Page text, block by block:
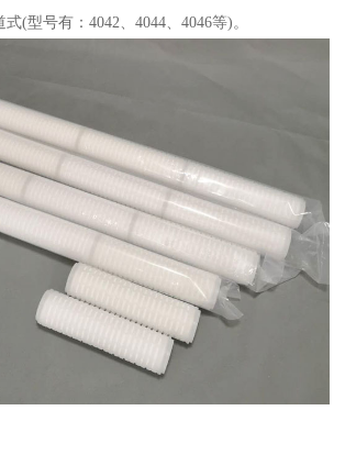
(型号有：4042、4044、4046等)。